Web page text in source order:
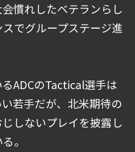
慣れしたベテランらし
でグループステージ進
ADCのTactical選手は
若手だが、北米期待の
しないプレイを披露し
。